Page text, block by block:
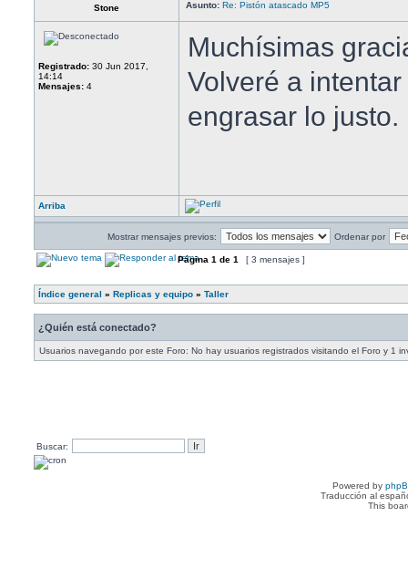
Stone Asunto: Re: Pistón atascado MP5
Registrado: 30 Jun 2017,
14:14
Mensajes: 4
Muchísimas
Volveré a
engrasar lo justo.
Arriba
Mostrar mensajes previos: Ordenar por
Página 1 de 1 [ 3 mensajes ]
Índice general » Replicas y equipo » Taller
¿Quién está conectado?
Usuarios navegando por este Foro: No hay usuarios registrados visitando el Foro y 1
Buscar:
Powered by
Traducción al
This